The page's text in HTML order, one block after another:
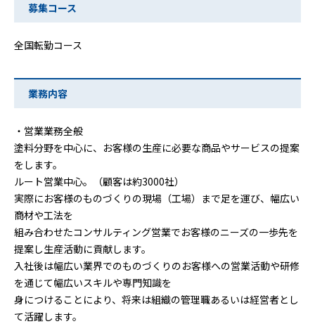
募集コース
全国転勤コース
業務内容
・営業業務全般
塗料分野を中心に、お客様の生産に必要な商品やサービスの提案
をします。
ルート営業中心。（顧客は約3000社）
実際にお客様のものづくりの現場（工場）まで足を運び、幅広い
商材や工法を
組み合わせたコンサルティング営業でお客様のニーズの一歩先を
提案し生産活動に貢献します。
入社後は幅広い業界でのものづくりのお客様への営業活動や研修
を通じて幅広いスキルや専門知識を
身につけることにより、将来は組織の管理職あるいは経営者とし
て活躍します。